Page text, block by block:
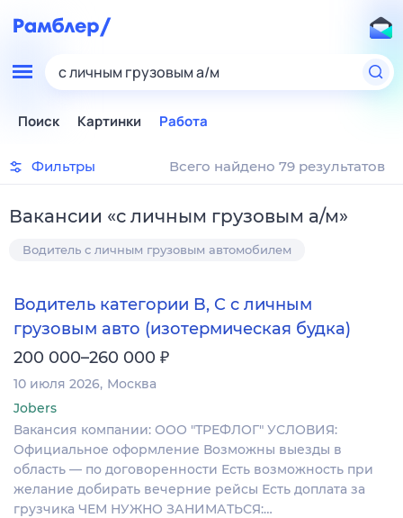
с личным грузовым а/м
Поиск Картинки Работа
Фильтры Всего найдено 79 результатов
Вакансии «с личным грузовым а/м»
Водитель с личным грузовым автомобилем
Водитель категории B, C с личным
грузовым авто (изотермическая будка)
200 000–260 000 ₽
10 июля 2026 Москва
Jobers
Вакансия компании: ООО "ТРЕФЛОГ" УСЛОВИЯ:
Официальное оформление Возможны выезды в
область — по договоренности Есть возможность при
желание добирать вечерние рейсы Есть доплата за
грузчика ЧЕМ НУЖНО ЗАНИМАТЬСЯ:…